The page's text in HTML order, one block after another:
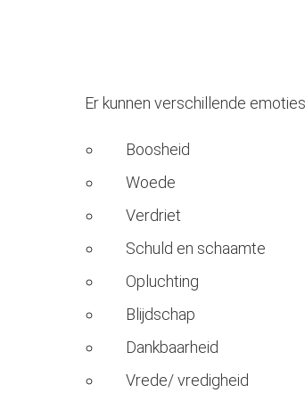
Er kunnen verschillende
Boosheid
Woede
Verdriet
Schuld en schaamte
Opluchting
Blijdschap
Dankbaarheid
Vrede/ vredigheid